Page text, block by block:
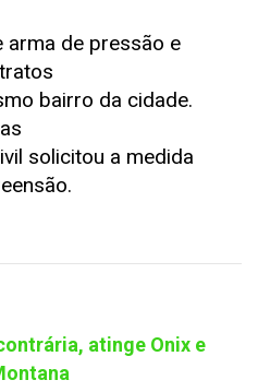
de pressão e
bairro da cidade.
solicitou a medida
atinge Onix e